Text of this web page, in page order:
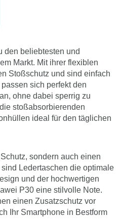
den beliebtesten und
Markt. Mit ihrer flexiblen
Stoßschutz und sind einfach
sich perfekt den
ohne dabei sperrig zu
stoßabsorbierenden
ideal für den täglichen
sondern auch einen
Ledertaschen die optimale
und der hochwertigen
P30 eine stilvolle Note.
einen Zusatzschutz vor
Ihr Smartphone in Bestform